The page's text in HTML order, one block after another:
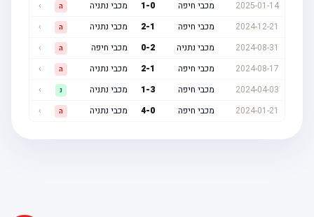
2025-01-14
מכבי חיפה 1 מכבי נתניה
2024-12-21
מכבי חיפה 2 מכבי נתניה
2024-08-31
מכבי נתניה 0 מכבי חיפה
2024-08-17
מכבי חיפה 2 מכבי נתניה
2024-04-03
מכבי חיפה 1 מכבי נתניה
2024-01-21
מכבי חיפה 4 מכבי נתניה